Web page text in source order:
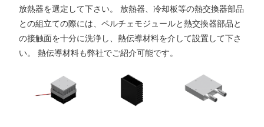
放熱器を選定して下さい。 放熱器、冷却板等の熱交換器部品
との組立ての際には、ペルチェモジュールと熱交換器部品と
の接触面を十分に洗浄し、熱伝導材料を介して設置して下さ
い。 熱伝導材料も弊社でご紹介可能です。